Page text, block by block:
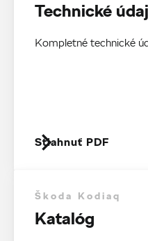
Technické
Kompletné technické
Stiahnuť PDF
Škoda Kodiaq
Katalóg